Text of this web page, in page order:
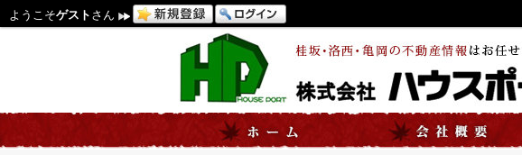
ようこそゲスト さん